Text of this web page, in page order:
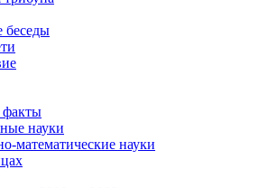
беседы
факты
науки
математические науки